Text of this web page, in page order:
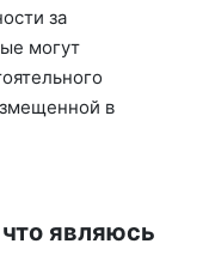
за
могут
в
являюсь